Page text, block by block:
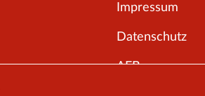
Impressum
Datenschutz
AEB